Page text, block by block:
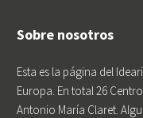
Sobre nosotros
Esta es la página del
Europa. En total 26
Antonio María Claret.